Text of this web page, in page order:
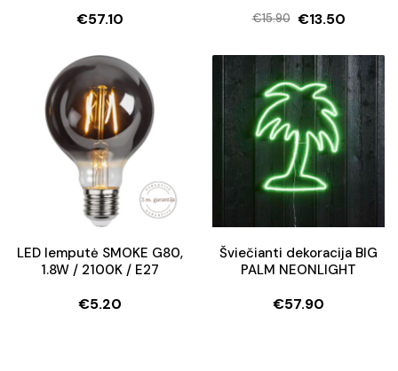
€57.10 €15.90
Original
price
was:
€15.90.
€13.50
Current
price
is:
€13.50.
LED lemputė SMOKE G80,
1.8W / 2100K / E27
€5.20
Šviečianti dekoracija BIG
PALM NEONLIGHT
€57.90